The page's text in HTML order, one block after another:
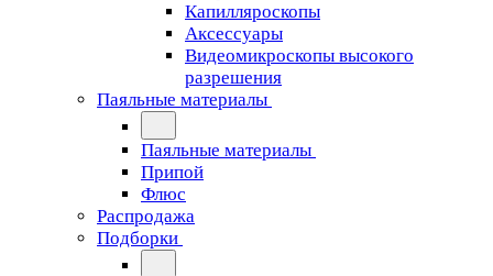
Капилляроскопы
Аксессуары
Видеомикроскопы высокого
разрешения
Паяльные материалы
Паяльные материалы
Припой
Флюс
Распродажа
Подборки